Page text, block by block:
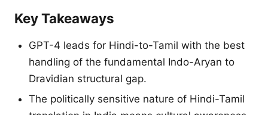
Key Takeaways
GPT-4 leads for Hindi-to-Tamil with the best
handling of the fundamental Indo-Aryan to
Dravidian structural gap.
The politically sensitive nature of Hindi-Tamil